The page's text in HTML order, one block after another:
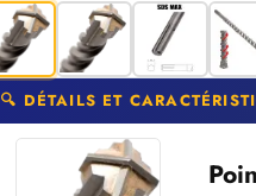
🔍 DÉTAILS ET